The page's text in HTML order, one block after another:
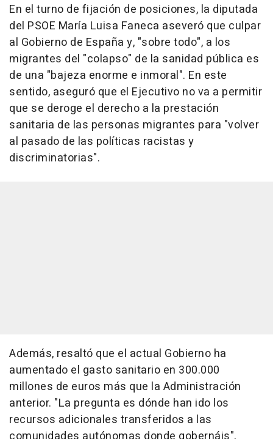
En el turno de fijación de posiciones, la diputada
del PSOE María Luisa Faneca aseveró que culpar
al Gobierno de España y, "sobre todo", a los
migrantes del "colapso" de la sanidad pública es
de una "bajeza enorme e inmoral". En este
sentido, aseguró que el Ejecutivo no va a permitir
que se deroge el derecho a la prestación
sanitaria de las personas migrantes para "volver
al pasado de las políticas racistas y
discriminatorias".
Además, resaltó que el actual Gobierno ha
aumentado el gasto sanitario en 300.000
millones de euros más que la Administración
anterior. "La pregunta es dónde han ido los
recursos adicionales transferidos a las